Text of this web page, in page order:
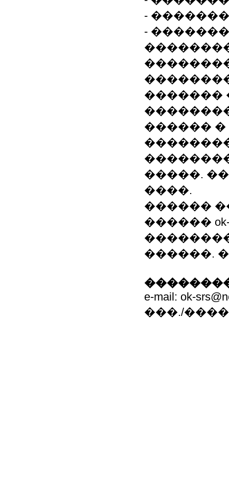
-
-
�������
������
�����.
����.
������
������
������.
e-mail: ok-
���./����